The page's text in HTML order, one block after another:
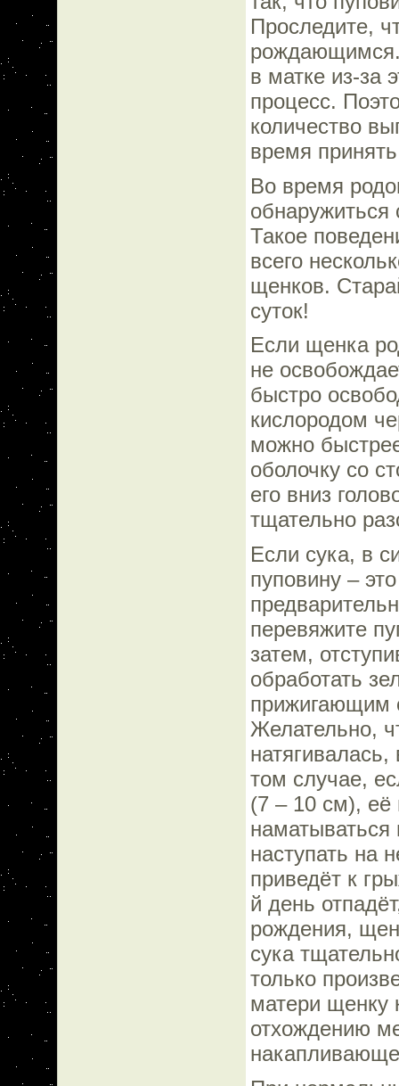
Проследите,
рождающимся.
в матке из-за
процесс.
количество
время
Во время
обнаружиться
Такое
всего
щенков.
суток!
Если щенка
не
быстро
кислородом
можно
оболочку со
его вниз
тщательно
Если сука, в
пуповину –
перевяжите
затем,
обработать
прижигающим
Желательно,
том случае,
(7 – 10 см), её
наматываться
наступать на
приведёт к
й день
рождения,
сука
только
матери щенку
отхождению